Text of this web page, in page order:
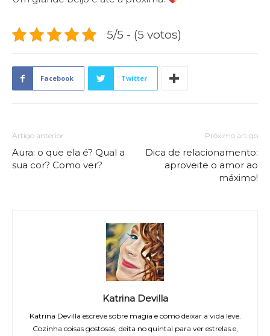
5/5 - (5 votos)
Facebook Twitter
Artigo anterior
Aura: o que ela é? Qual a
sua cor? Como ver?
Próximo artigo
Dica de relacionamento:
aproveite o amor ao
máximo!
Katrina Devilla
Katrina Devilla escreve sobre magia e como deixar a vida leve.
Cozinha coisas gostosas, deita no quintal para ver estrelas e,